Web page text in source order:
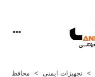
> تجهیزات ایمنی >
محافظ